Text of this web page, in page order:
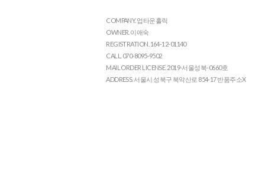
COMPANY. 업타운홀릭
OWNER. 이애숙
REGISTRATION. 164-12-01140
CALL. 070-8095-9502
MAIL ORDER LICENSE. 2019-서울성북-0660호
ADDRESS. 서울시 성북구 북악산로 854-17 반품주소X